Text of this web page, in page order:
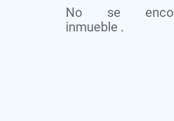
No se
inmueble .